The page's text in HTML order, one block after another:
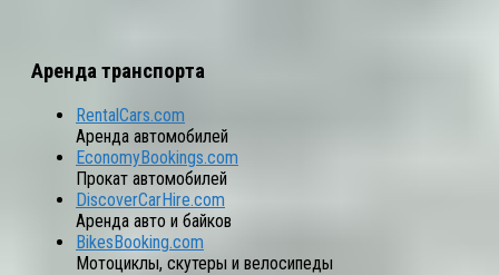
Аренда транспорта
RentalCars.com
Аренда автомобилей
EconomyBookings.com
Прокат автомобилей
DiscoverCarHire.com
Аренда авто и байков
BikesBooking.com
Мотоциклы, скутеры и велосипеды